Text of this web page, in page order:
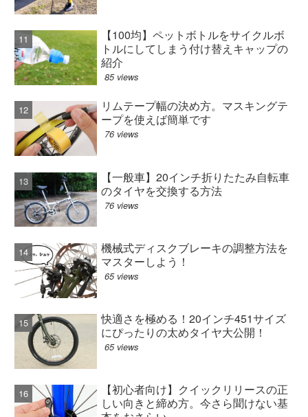
【100均】ペットボトルをサイクルボ
トルにしてしまう付け替えキャップの
紹介
85 views
リムテープ幅の決め方。マスキングテ
ープを使えば簡単です
76 views
【一般車】20インチ折りたたみ自転車
のタイヤを交換する方法
76 views
機械式ディスクブレーキの調整方法を
マスターしよう！
65 views
快適さを極める！20インチ451サイズ
にぴったりの太めタイヤ大公開！
65 views
【初心者向け】クイックリリースの正
しい向きと締め方。今さら聞けない基